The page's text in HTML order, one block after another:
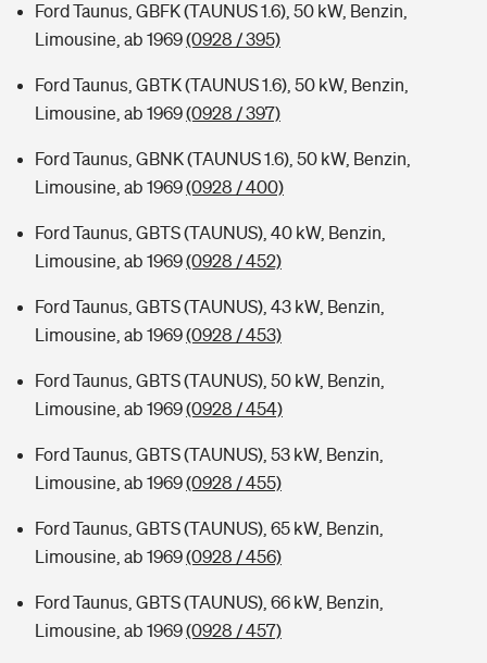
Ford Taunus, GBFK (TAUNUS 1.6), 50 kW, Benzin,
Limousine, ab 1969(0928 / 395)
Ford Taunus, GBTK (TAUNUS 1.6), 50 kW, Benzin,
Limousine, ab 1969(0928 / 397)
Ford Taunus, GBNK (TAUNUS 1.6), 50 kW, Benzin,
Limousine, ab 1969(0928 / 400)
Ford Taunus, GBTS (TAUNUS), 40 kW, Benzin,
Limousine, ab 1969(0928 / 452)
Ford Taunus, GBTS (TAUNUS), 43 kW, Benzin,
Limousine, ab 1969(0928 / 453)
Ford Taunus, GBTS (TAUNUS), 50 kW, Benzin,
Limousine, ab 1969(0928 / 454)
Ford Taunus, GBTS (TAUNUS), 53 kW, Benzin,
Limousine, ab 1969(0928 / 455)
Ford Taunus, GBTS (TAUNUS), 65 kW, Benzin,
Limousine, ab 1969(0928 / 456)
Ford Taunus, GBTS (TAUNUS), 66 kW, Benzin,
Limousine, ab 1969(0928 / 457)